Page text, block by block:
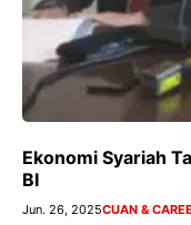
Ekonomi Syariah
BI
Jun. 26, 2025CUAN &